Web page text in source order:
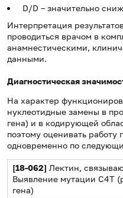
D/D – значительно
Интерпретация
проводиться врачом в
анамнестическими,
данными.
Диагностическая
На характер
нуклеотидные замены в
гена) и в кодирующей
поэтому оценивать работу
одновременно по
[18-062] Лектин,
Выявление мутации C4T
гена)